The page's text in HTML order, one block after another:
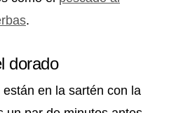
.
dorado
en la sartén con la